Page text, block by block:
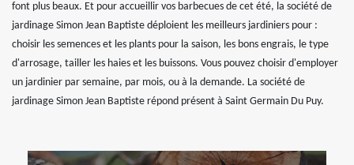
font plus beaux. Et pour accueillir vos barbecues de cet été, la société de
jardinage Simon Jean Baptiste déploient les meilleurs jardiniers pour :
choisir les semences et les plants pour la saison, les bons engrais, le type
d'arrosage, tailler les haies et les buissons. Vous pouvez choisir d'employer
un jardinier par semaine, par mois, ou à la demande. La société de
jardinage Simon Jean Baptiste répond présent à Saint Germain Du Puy.